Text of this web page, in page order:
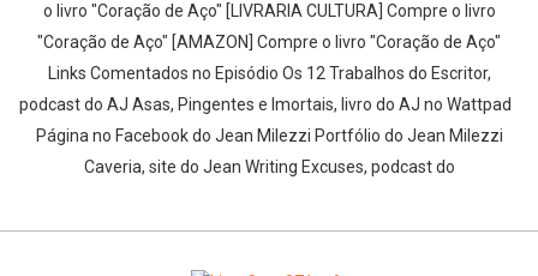
o livro "Coração de Aço" [LIVRARIA CULTURA] Compre o livro
"Coração de Aço" [AMAZON] Compre o livro "Coração de Aço"
Links Comentados no Episódio Os 12 Trabalhos do Escritor,
podcast do AJ Asas, Pingentes e Imortais, livro do AJ no Wattpad
Página no Facebook do Jean Milezzi Portfólio do Jean Milezzi
Caveria, site do Jean Writing Excuses, podcast do